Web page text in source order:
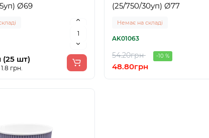
Ø69
(25 шт)
грн.
(25/750/30уп) Ø77
Немає на складі
AK01063
54.20грн -10 %
48.80грн